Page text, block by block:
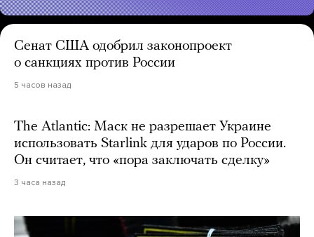
Сенат США одобрил законопроект
о санкциях против России
5 часов назад
The Atlantic: Маск не разрешает Украине
использовать Starlink для ударов по России.
Он считает, что «пора заключать сделку»
3 часа назад